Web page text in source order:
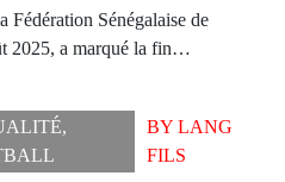
Fédération Sénégalaise de
2025, a marqué la fin…
,
BYLANG
FILS